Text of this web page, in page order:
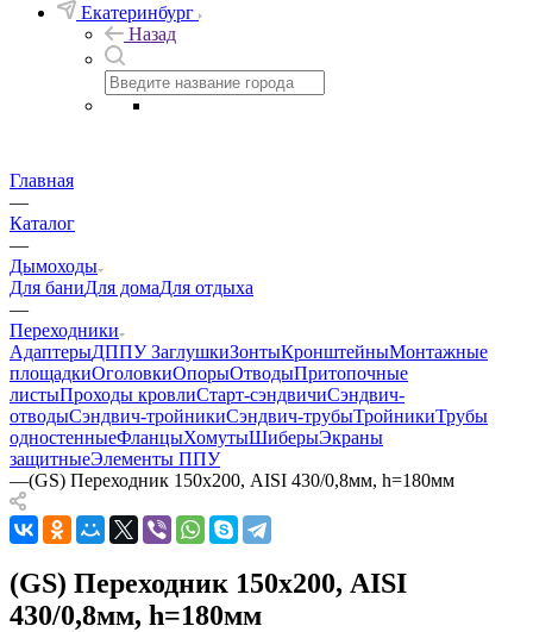
Екатеринбург
Назад
Главная
—
Каталог
—
Дымоходы
Для баниДля домаДля отдыха
—
Переходники
АдаптерыДППУЗаглушкиЗонтыКронштейныМонтажные
площадкиОголовкиОпорыОтводыПритопочные
листыПроходы кровлиСтарт-сэндвичиСэндвич-
отводыСэндвич-тройникиСэндвич-трубыТройникиТрубы
одностенныеФланцыХомутыШиберыЭкраны
защитныеЭлементы ППУ
—(GS) Переходник 150х200, AISI 430/0,8мм, h=180мм
(GS) Переходник 150х200, AISI
430/0,8мм, h=180мм